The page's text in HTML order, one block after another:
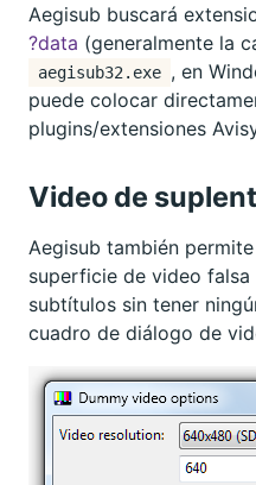
Aegisub buscará
?data (generalmente la
aegisub32.exe , en
puede colocar
plugins/extensiones
Video de
Aegisub también
superficie de video
subtítulos sin tener
cuadro de diálogo de